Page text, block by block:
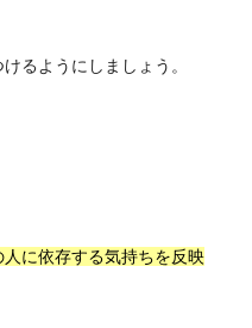
るようにしましょう。
人に依存する気持ちを反映